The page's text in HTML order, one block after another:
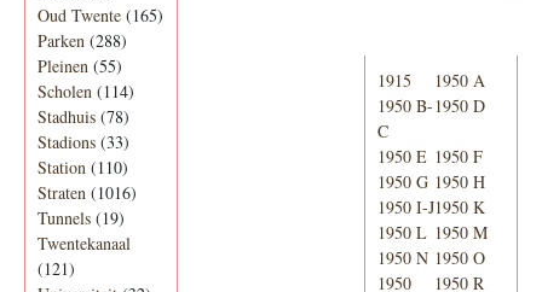
Oud Twente (165)
Parken (288)
Pleinen (55)
Scholen (114)
Stadhuis (78)
Stadions (33)
Station (110)
Straten (1016)
Tunnels (19)
Twentekanaal
(121)
1915
1950 A
1950 B-
C
1950 D
1950 E 1950 F
1950 G 1950 H
1950 I-J1950 K
1950 L 1950 M
1950 N 1950 O
1950
1950 R